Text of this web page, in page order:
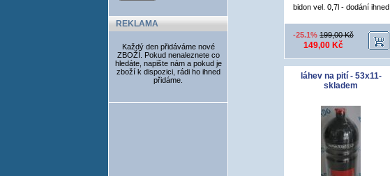
REKLAMA
Každý den přidáváme nové
ZBOŽÍ. Pokud nenaleznete co
hledáte, napište nám a pokud je
zboží k dispozici, rádi ho ihned
přidáme.
bidon vel. 0,7l - dodání ihned
-25.1% 199,00 Kč
149,00 Kč
láhev na pití - 53x11-
skladem